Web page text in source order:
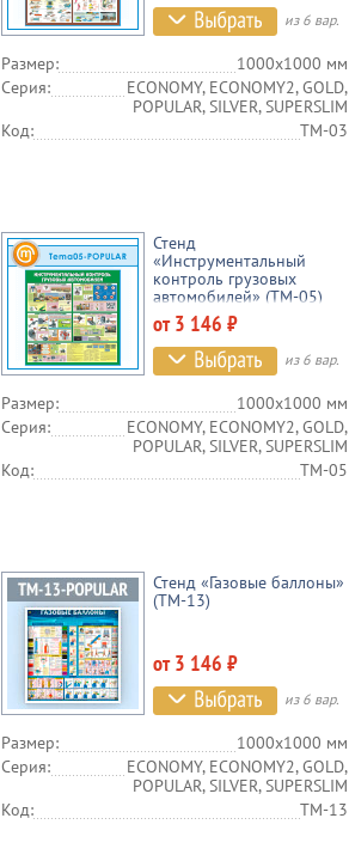
из 6 вар.
Размер:
1000х1000 мм
Серия:
ECONOMY, ECONOMY2, GOLD,
POPULAR, SILVER, SUPERSLIM
Код:
TM-03
Стенд
«Инструментальный
контроль грузовых
автомобилей» (TM-05)
от 3 146 ₽
из 6 вар.
Размер:
1000х1000 мм
Серия:
ECONOMY, ECONOMY2, GOLD,
POPULAR, SILVER, SUPERSLIM
Код:
TM-05
Стенд «Газовые баллоны»
(TM-13)
от 3 146 ₽
из 6 вар.
Размер:
1000х1000 мм
Серия:
ECONOMY, ECONOMY2, GOLD,
POPULAR, SILVER, SUPERSLIM
Код:
TM-13